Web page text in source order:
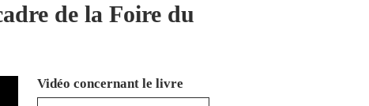
de la Foire du
Vidéo concernant le livre